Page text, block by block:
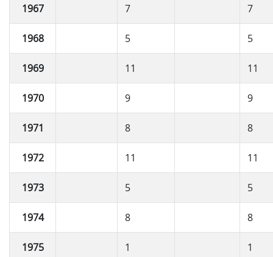
1967 7 7
1968 5 5
1969 11 11
1970 9 9
1971 8 8
1972 11 11
1973 5 5
1974 8 8
1975 1 1